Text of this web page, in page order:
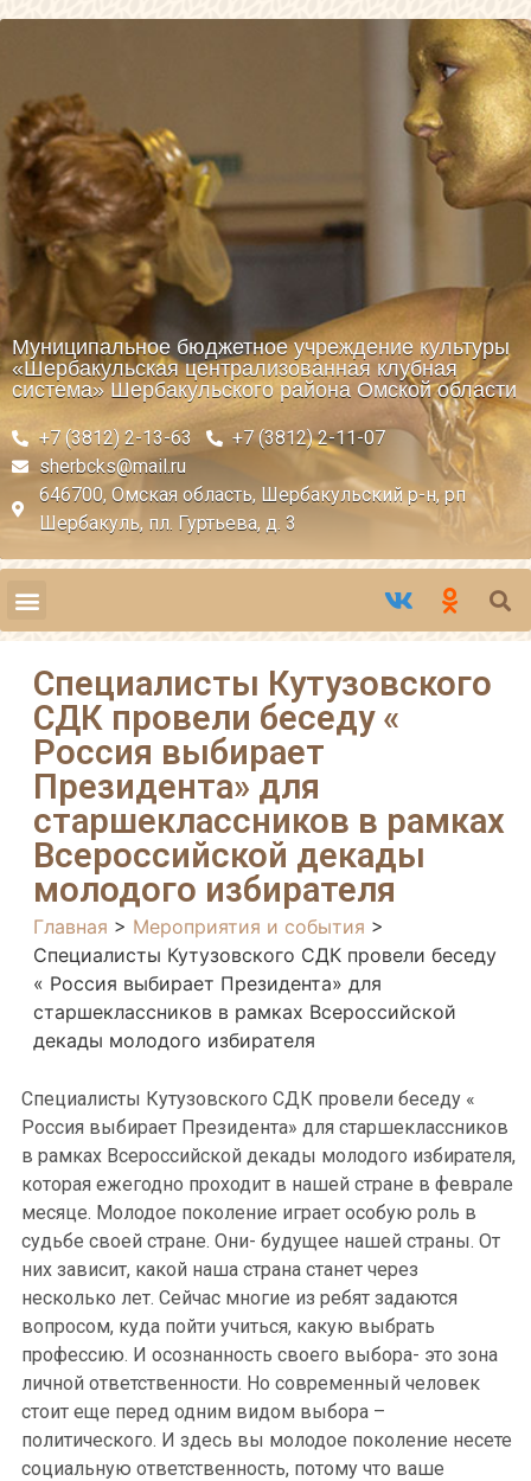
Муниципальное бюджетное учреждение культуры
«Шербакульская централизованная клубная
система» Шербакульского района Омской области
+7 (3812) 2-13-63
+7 (3812) 2-11-07
sherbcks@mail.ru
646700, Омская область, Шербакульский р-н, рп
Шербакуль, пл. Гуртьева, д. 3
Специалисты Кутузовского
СДК провели беседу «
Россия выбирает
Президента» для
старшеклассников в рамках
Всероссийской декады
молодого избирателя
Главная > Мероприятия и события >
Специалисты Кутузовского СДК провели беседу
« Россия выбирает Президента» для
старшеклассников в рамках Всероссийской
декады молодого избирателя
Специалисты Кутузовского СДК провели беседу «
Россия выбирает Президента» для старшеклассников
в рамках Всероссийской декады молодого избирателя,
которая ежегодно проходит в нашей стране в феврале
месяце. Молодое поколение играет особую роль в
судьбе своей стране. Они- будущее нашей страны. От
них зависит, какой наша страна станет через
несколько лет. Сейчас многие из ребят задаются
вопросом, куда пойти учиться, какую выбрать
профессию. И осознанность своего выбора- это зона
личной ответственности. Но современный человек
стоит еще перед одним видом выбора –
политического. И здесь вы молодое поколение несете
социальную ответственность, потому что ваше